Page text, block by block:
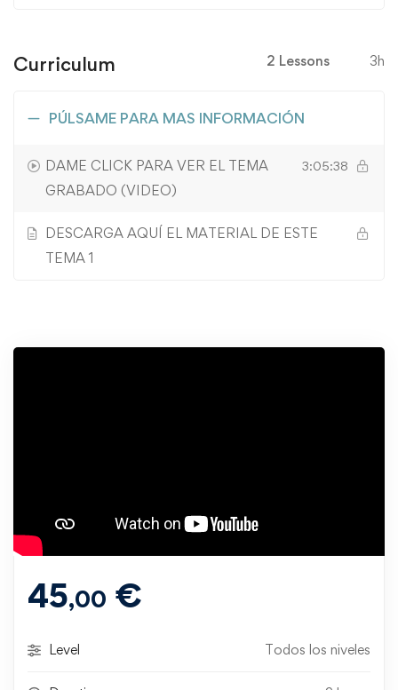
Curriculum 2 Lessons 3h
PÚLSAME PARA MAS INFORMACIÓN
DAME CLICK PARA VER EL TEMA
GRABADO (VIDEO)
3:05:38
DESCARGA AQUÍ EL MATERIAL DE ESTE
TEMA 1
45,00 €
Level Todos los niveles